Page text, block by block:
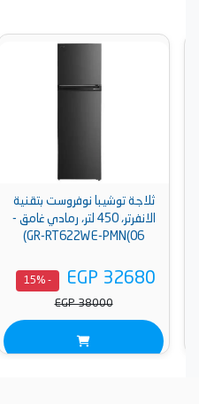
ثلاجة توشيبا نوفروست بتقنية
الانفرتر، 450 لتر، رمادي غامق -
GR-RT622WE-PMN(06)
EGP 32680
EGP 38000